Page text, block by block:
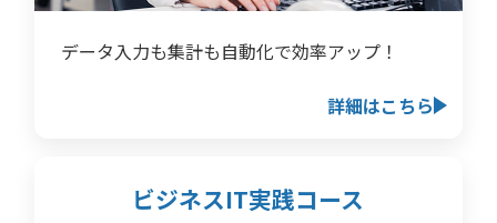
データ入力も集計も自動化で効率アップ！
詳細はこちら
ビジネスIT実践コース